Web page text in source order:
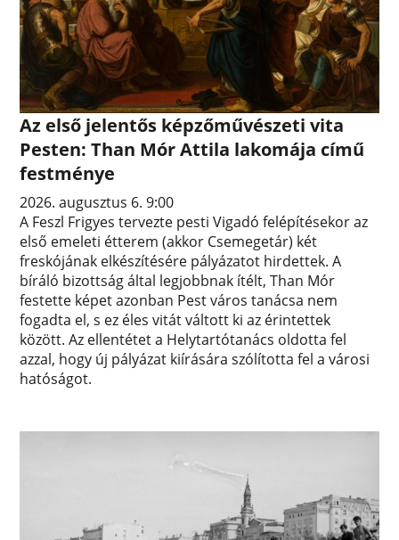
Az első jelentős képzőművészeti vita
Pesten: Than Mór Attila lakomája című
festménye
2026. augusztus 6. 9:00
A Feszl Frigyes tervezte pesti Vigadó felépítésekor az
első emeleti étterem (akkor Csemegetár) két
freskójának elkészítésére pályázatot hirdettek. A
bíráló bizottság által legjobbnak ítélt, Than Mór
festette képet azonban Pest város tanácsa nem
fogadta el, s ez éles vitát váltott ki az érintettek
között. Az ellentétet a Helytartótanács oldotta fel
azzal, hogy új pályázat kiírására szólította fel a városi
hatóságot.